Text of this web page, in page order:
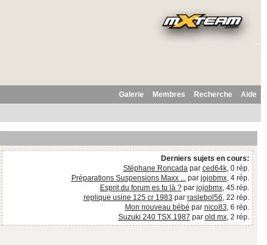
Aide
Recherche
Membres
Galerie
Derniers sujets en cours:
Stéphane Roncadapar ced64k, 0 rép.
Préparations Suspensions Maxx ...par jojobmx, 4 rép.
Esprit du forum es tu là ?par jojobmx, 45 rép.
replique usine 125 cr 1983 par raslebol56, 22 rép.
Mon nouveau bébé par nico83, 6 rép.
Suzuki 240 TSX 1987 par old mx, 2 rép.